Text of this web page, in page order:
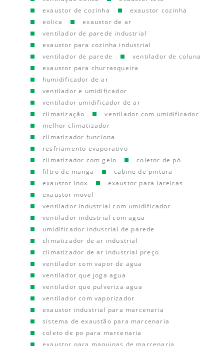
exaustor de cozinha
exaustor cozinha
eolica
exaustor de ar
ventilador de parede industrial
exaustor para cozinha industrial
ventilador de parede
ventilador de coluna
exaustor para churrasqueira
humidificador de ar
ventilador e umidificador
ventilador umidificador de ar
climatização
ventilador com umidificador
melhor climatizador
climatizador funciona
resfriamento evaporativo
climatizador com gelo
coletor de pó
filtro de manga
cabine de pintura
exaustor inox
exaustor para lareiras
exaustor movel
ventilador industrial com umidificador
ventilador industrial com agua
umidificador industrial de parede
climatizador de ar industrial
climatizador de ar industrial preço
ventilador com vapor de agua
ventilador que joga agua
ventilador que pulveriza agua
ventilador com vaporizador
exaustor industrial para marcenaria
sistema de exaustão para marcenaria
coleto de po para marcenaria
exaustor para maquinas de marcenaria